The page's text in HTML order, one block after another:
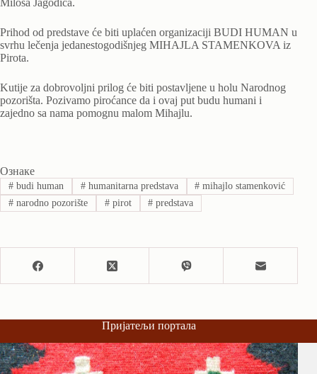
Prihod od predstave će biti uplaćen organizaciji BUDI HUMAN u
svrhu lečenja jedanestogodišnjeg MIHAJLA STAMENKOVA iz
Pirota.
Kutije za dobrovoljni prilog će biti postavljene u holu Narodnog
pozorišta. Pozivamo piroćance da i ovaj put budu humani i
zajedno sa nama pomognu malom Mihajlu.
Ознаке
#budi human #humanitarna predstava # mihajlo stamenković
#narodno pozorište #pirot # predstava
Пријатељи портала